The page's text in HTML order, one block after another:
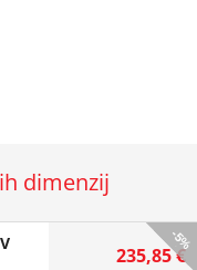
dimenzij
-5%
235,85 €